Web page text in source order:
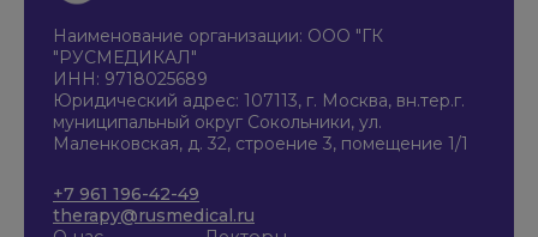
Наименование организации: ООО "ГК
"РУСМЕДИКАЛ"
ИНН: 9718025689
Юридический адрес: 107113, г. Москва, вн.тер.г.
муниципальный округ Сокольники, ул.
Маленковская, д. 32, строение 3, помещение 1/1
+7 961 196-42-49
therapy@rusmedical.ru